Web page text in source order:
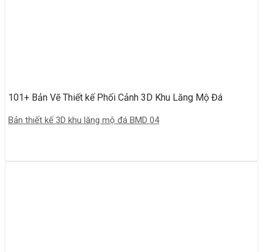
101+ Bản Vẽ Thiết kế Phối Cảnh 3D Khu Lăng Mộ Đá
Bản thiết kế 3D khu lăng mộ đá BMD 04